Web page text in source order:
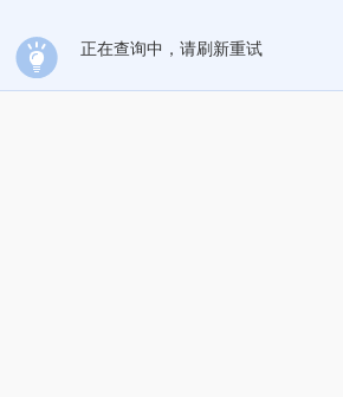
正在查询中，请刷新重试